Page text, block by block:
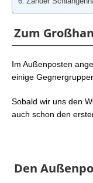
Zum
Im Außenposten
einige
Sobald wir uns den
auch schon den
Den